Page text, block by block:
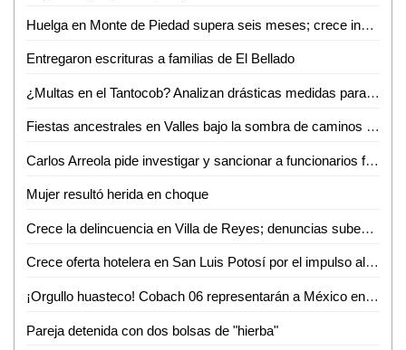
Huelga en Monte de Piedad supera seis meses; crece incertidumbre por prendas empeñadas
Entregaron escrituras a familias de El Bellado
¿Multas en el Tantocob? Analizan drásticas medidas para cuidar áreas verdes
Fiestas ancestrales en Valles bajo la sombra de caminos destrozados
Carlos Arreola pide investigar y sancionar a funcionarios federales que incumplan con su labor
Mujer resultó herida en choque
Crece la delincuencia en Villa de Reyes; denuncias suben 33% en un año
Crece oferta hotelera en San Luis Potosí por el impulso al turismo de Ricardo Gallardo
¡Orgullo huasteco! Cobach 06 representarán a México en Brasil
Pareja detenida con dos bolsas de "hierba"